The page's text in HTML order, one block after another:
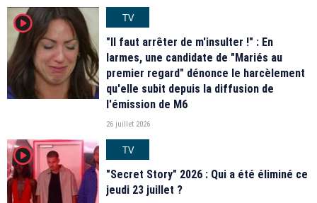
player2
TV
"Il faut arrêter de m'insulter !" : En
larmes, une candidate de "Mariés au
premier regard" dénonce le harcèlement
qu'elle subit depuis la diffusion de
l'émission de M6
26 juillet 2026
player2
TV
"Secret Story" 2026 : Qui a été éliminé ce
jeudi 23 juillet ?